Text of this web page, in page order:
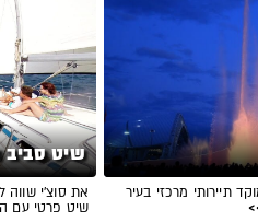
תיירותי מרכזי בעיר
שיט סביב
את סוצ'י שווה
שיט פרטי